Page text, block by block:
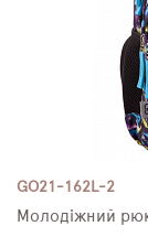
GO21-162L-2
Молодіжний